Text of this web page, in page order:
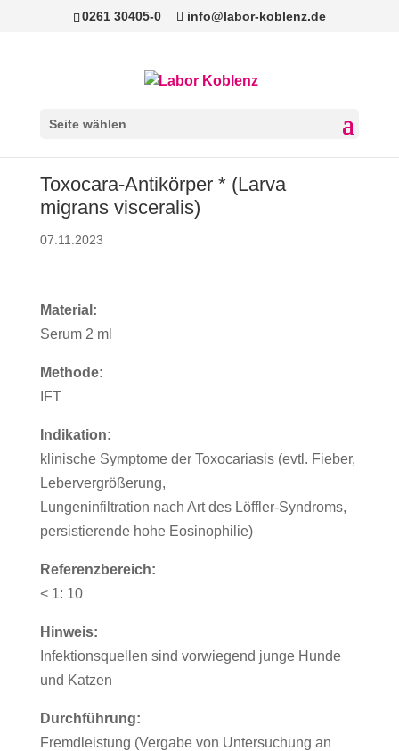
0261 30405-0 info@labor-koblenz.de
Seite wählen
Toxocara-Antikörper * (Larva
migrans visceralis)
07.11.2023
Material:
Serum 2 ml
Methode:
IFT
Indikation:
klinische Symptome der Toxocariasis (evtl. Fieber,
Lebervergrößerung,
Lungeninfiltration nach Art des Löffler-Syndroms,
persistierende hohe Eosinophilie)
Referenzbereich:
< 1: 10
Hinweis:
Infektionsquellen sind vorwiegend junge Hunde
und Katzen
Durchführung:
Fremdleistung (Vergabe von Untersuchung an